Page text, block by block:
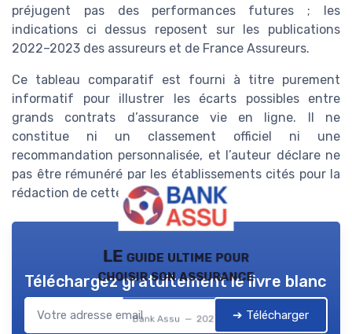
préjugent pas des performances futures ; les
indications ci dessus reposent sur les publications
2022–2023 des assureurs et de France Assureurs.
Ce tableau comparatif est fourni à titre purement
informatif pour illustrer les écarts possibles entre
grands contrats d’assurance vie en ligne. Il ne
constitue ni un classement officiel ni une
recommandation personnalisée, et l’auteur déclare ne
pas être rémunéré par les établissements cités pour la
rédaction de cette analyse.
LE guide ultime pour
choisir son assurance
Bank Assu — 2026
Téléchargez gratuitement le livre blanc
➔ Télécharger